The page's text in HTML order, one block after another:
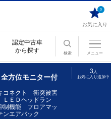
お気に入り
0
認定中古車
から探す
検索 メニュー
方位モニター付
ネクト 衝突被害
ＥＤヘッドラン
制機能 フロアマッ
エアバック
3 人
お気に入り追加中